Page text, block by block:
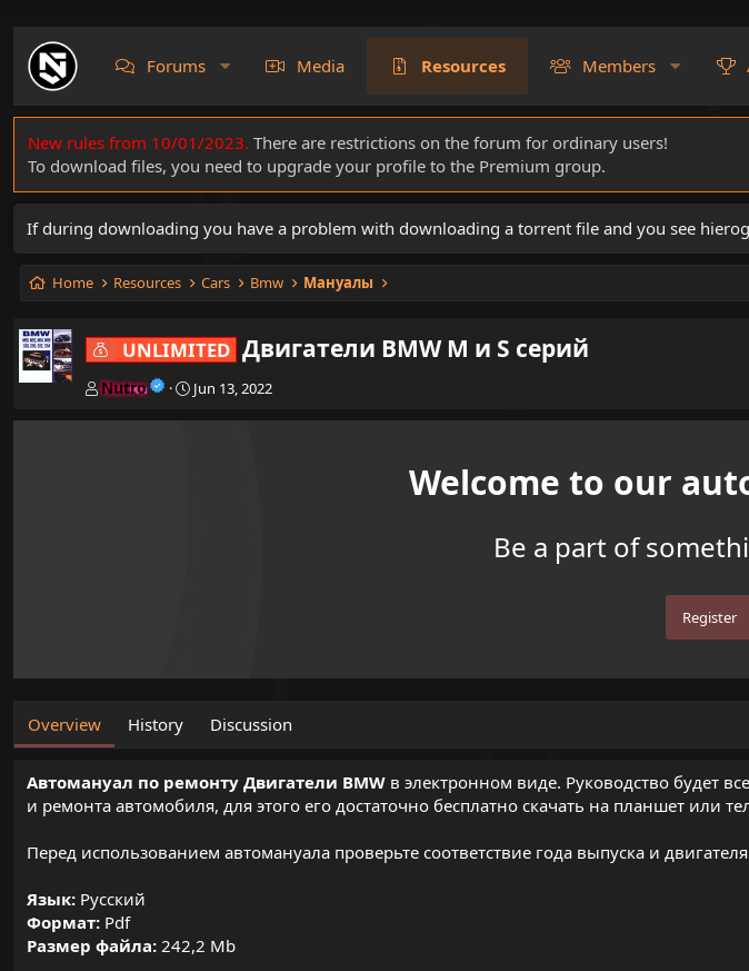
Forums Media Resources Members
New rules from 10/01/2023. There are restrictions on the forum for ordinary users!
To download files, you need to upgrade your profile to the Premium group.
If during downloading you have a problem with downloading a torrent file and you see
Home Resources Cars Bmw Мануалы
UNLIMITED Двигатели BMW M и S серий
A
t
Nutro
C
e
Jun 13, 2022
Welcome to our
Be a part of
Register
Overview History Discussion
Автомануал по ремонту Двигатели BMW в электронном виде. Руководство будет
и ремонта автомобиля, для этого его достаточно бесплатно скачать на планшет или
Перед использованием автомануала проверьте соответствие года выпуска и
Язык: Русский
Формат: Pdf
Размер файла: 242,2 Mb